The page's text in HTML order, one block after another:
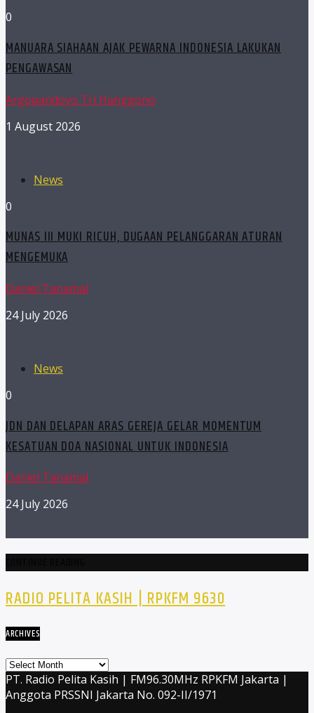
0
MANUARA SIAHAAN AJAK PEWARNA INDONESIA LAKUKAN
PENGAWASAN
Argopandoyo Tri Hanggono
1 August 2026
News
0
MUNAS III MUKI RICUH, DUGAAN PELANGGARAN ATURAN
MENGEMUKA
Daniel Tanamal
24 July 2026
News
0
JDN DAN DELAPAN ARAS GEREJA GELAR MOMENTUM
KESATUAN DOA NASIONAL UNTUK INDONESIA
Daniel Tanamal
24 July 2026
RADIO PELITA KASIH | RPKFM 9630
ARCHIVES
Archives
PT. Radio Pelita Kasih | FM96.30MHz RPKFM Jakarta |
Anggota PRSSNI Jakarta No. 092-II/1971